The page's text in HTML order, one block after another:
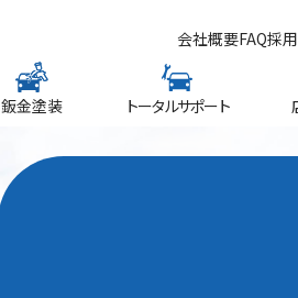
鈑金塗装 トータルサポート
会社概要FAQ採